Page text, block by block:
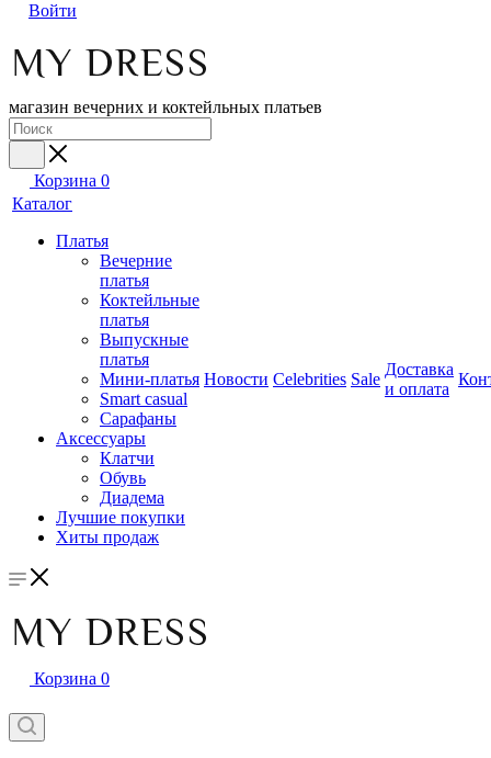
Войти
магазин вечерних и коктейльных платьев
Корзина 0
Каталог
Платья
Вечерние
платья
Коктейльные
платья
Выпускные
платья
Мини-платья
Smart casual
Сарафаны
Аксессуары
Клатчи
Обувь
Диадема
Лучшие покупки
Хиты продаж
Новости Celebrities Sale
Доставка
и оплата
Корзина 0